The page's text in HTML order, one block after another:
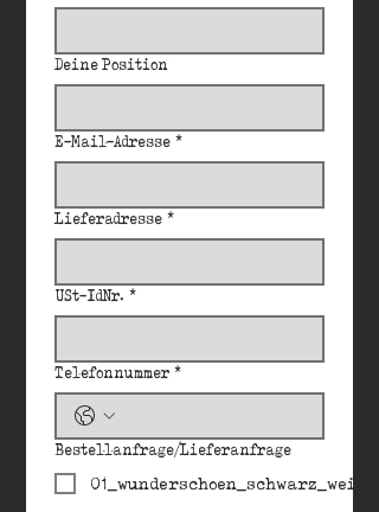
Deine Position
E-Mail-Adresse *
Lieferadresse *
USt-IdNr. *
Telefonnummer *
Bestellanfrage/Lieferanfrage
01_wunderschoen_schwarz_weiss